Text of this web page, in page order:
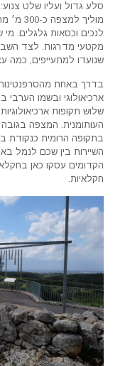
סלע גדול ועליו שלט
מוליך
לנכים וכסאות גלגלים.
מקטעי מדרגות. לצד
שנועדו למתעייפים, כמה
בדרך באחת
ארכיאולוגי ובשמו
שלוש תקופות
בתקופה הרומית כנקודת
השיירות בין שכם לנמל
הקדומים עסקו כאן
חקלאיות.